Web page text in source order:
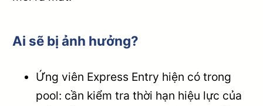
Ai sẽ bị ảnh hưởng?
Ứng viên Express Entry hiện có trong
pool: cần kiểm tra thời hạn hiệu lực của